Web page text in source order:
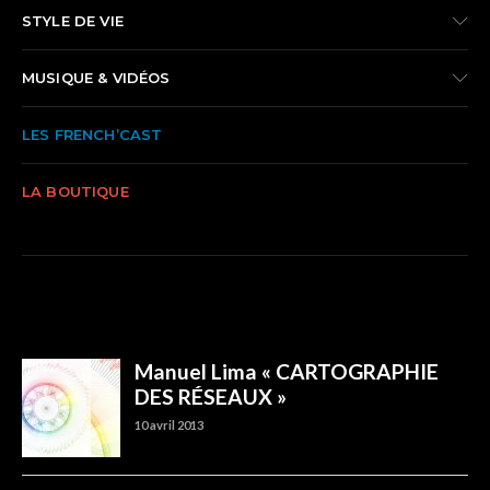
STYLE DE VIE
MUSIQUE & VIDÉOS
LES FRENCH’CAST
LA BOUTIQUE